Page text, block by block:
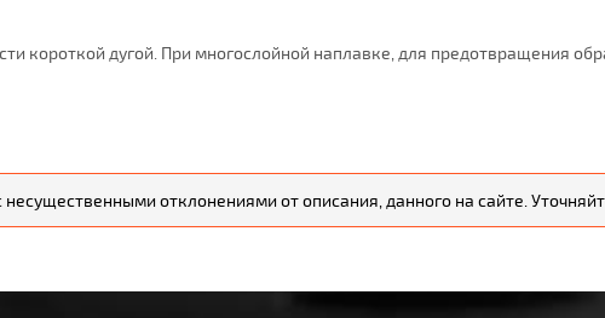
короткой дугой. При многослойной наплавке, для предотвращения
несущественными отклонениями от описания, данного на сайте.